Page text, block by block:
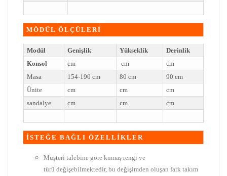
MÖDÜL ÖLÇÜLERİ
Modül Genişlik Yükseklik
Derinlik
Konsol
cm cm
cm
Masa
154-190 cm 80 cm
90 cm
Ünite
cm cm
cm
sandalye
cm cm cm
İSTEĞE BAĞLI ÖZELLİKLER
Müşteri talebine göre kumaş rengi ve
türü değişebilmektedir, bu değişimden oluşan fark takım